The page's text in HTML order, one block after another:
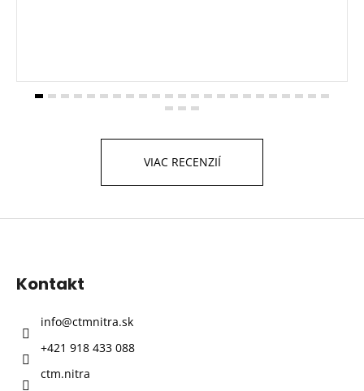
VIAC RECENZIÍ
Kontakt
info@ctmnitra.sk
+421 918 433 088
ctm.nitra